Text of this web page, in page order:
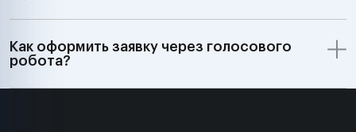
Как оформить заявку через голосового
робота?